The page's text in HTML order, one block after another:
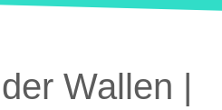
Wallen |